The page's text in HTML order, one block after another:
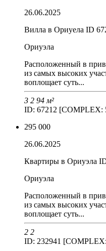
26.06.2025
Вилла в Ориуела ID
Ориуэла
Расположенный в
из самых высоких
воплощает суть...
3 2 94 м²
ID: 67212 [COMPLEX:
295 000
26.06.2025
Квартиры в Ориуэла
Ориуэла
Расположенный в
из самых высоких
воплощает суть...
2 2
ID: 232941